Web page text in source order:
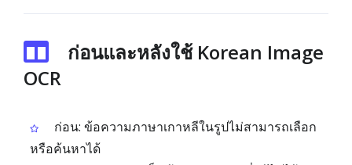
ก่อนและหลังใช้ Korean Image
OCR
ก่อน: ข้อความภาษาเกาหลีในรูปไม่สามารถเลือก
หรือค้นหาได้